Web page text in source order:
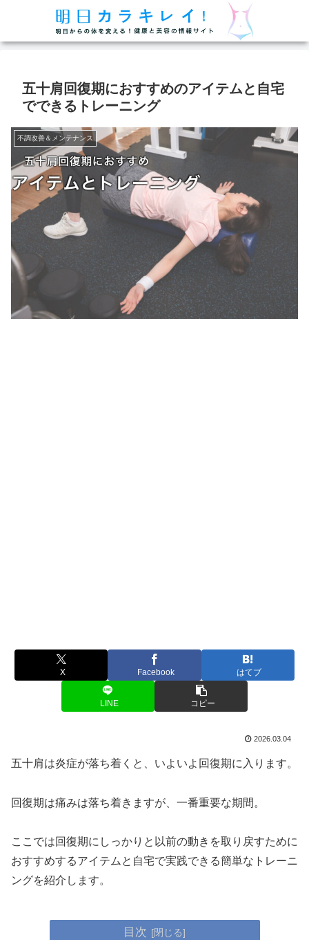
五十肩回復期におすすめのアイテムと自宅
でできるトレーニング
不調改善＆メンテナンス
X Facebook はてブ
LINE コピー
2026.03.04
五十肩は炎症が落ち着くと、いよいよ回復期に入ります。
回復期は痛みは落ち着きますが、一番重要な期間。
ここでは回復期にしっかりと以前の動きを取り戻すために
おすすめするアイテムと自宅で実践できる簡単なトレーニ
ングを紹介します。
目次